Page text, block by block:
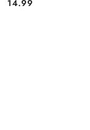
Cena:
14.99